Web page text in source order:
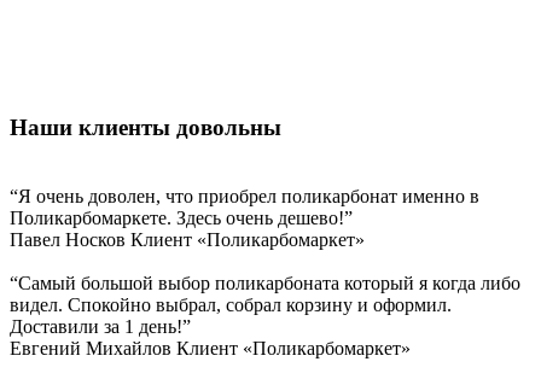
Наши клиенты довольны
“Я очень доволен, что приобрел поликарбонат именно в
Поликарбомаркете. Здесь очень дешево!”
Павел Носков Клиент «Поликарбомаркет»
“Самый большой выбор поликарбоната который я когда либо
видел. Спокойно выбрал, собрал корзину и оформил.
Доставили за 1 день!”
Евгений Михайлов Клиент «Поликарбомаркет»